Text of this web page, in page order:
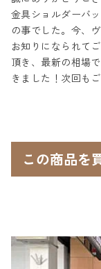
金具ショルダーバ
の事でした。今、
お知りになられて
頂き、最新の相場
きました！次回も
この商品を